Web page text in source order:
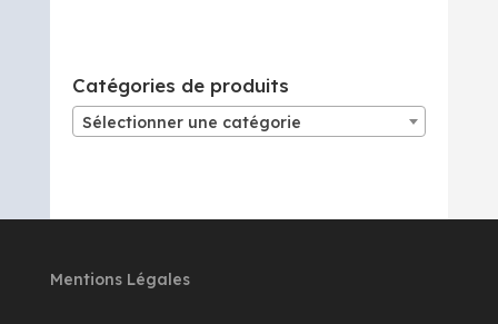
Catégories de produits
Sélectionner une catégorie
Mentions Légales